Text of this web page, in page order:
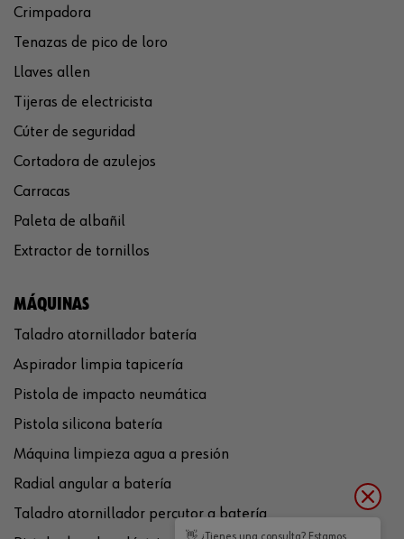
Crimpadora
Tenazas de pico de loro
Llaves allen
Tijeras de electricista
Cúter de seguridad
Cortadora de azulejos
Carracas
Paleta de albañil
Extractor de tornillos
MÁQUINAS
Taladro atornillador batería
Aspirador limpia tapicería
Pistola de impacto neumática
Pistola silicona batería
Máquina limpieza agua a presión
Radial angular a batería
Taladro atornillador percutor a batería